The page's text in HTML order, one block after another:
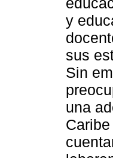
y
sus
Sin
una